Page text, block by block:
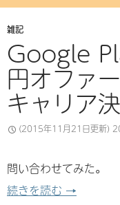
雑記
Google
円オファ
キャリア
(2015年11月21日更新)
問い合わせてみた。
続きを読む Google
→